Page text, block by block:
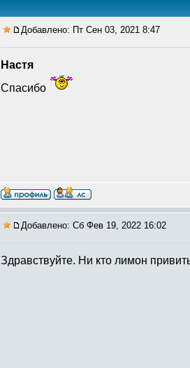
Добавлено: Пт Сен 03, 2021 8:47
Настя
Спасибо
Добавлено: Сб Фев 19, 2022 16:02
Здравствуйте. Ни кто лимон